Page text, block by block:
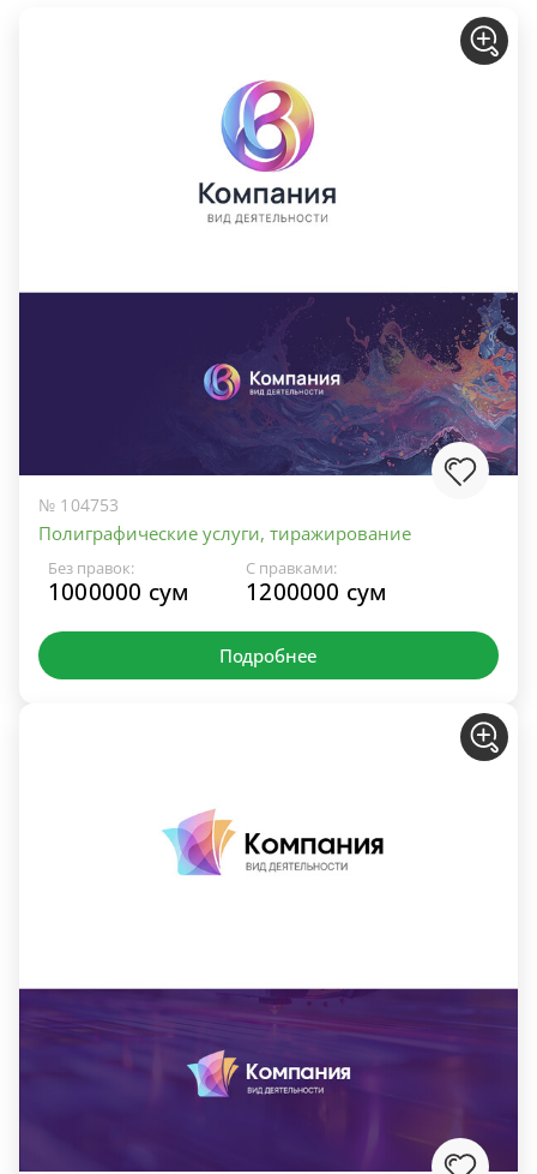
№ 104753
Полиграфические услуги, тиражирование
Без правок:
1000000 сум
С правками:
1200000 сум
Подробнее